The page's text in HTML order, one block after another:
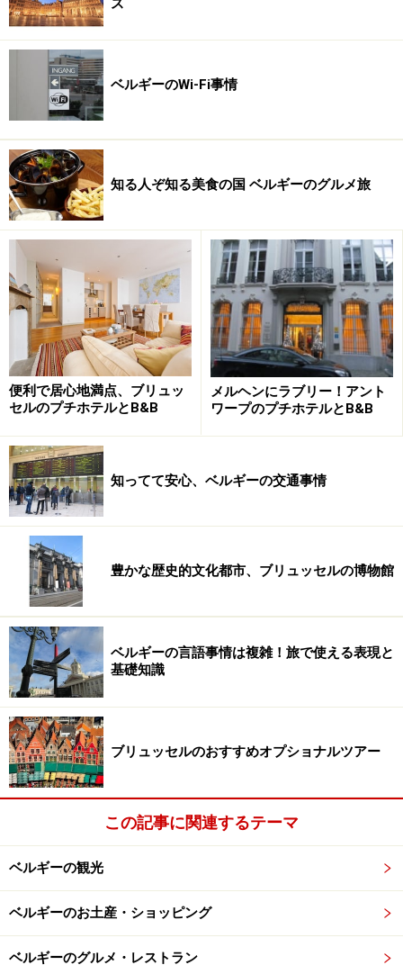
「ゲント・フロラリア」の起源は19世紀初頭まで遡れま
す。英国の花の展示会に刺激を受けたゲントの園芸仲間
約40人が、1809年にゲントでも開催したのが始まり。当
時は48平方メートルの会場に49株を集めただけのこじん
まりとしたものでした。主催の園芸家グループは、1815
年に正式に王立の名称を戴き「王立園芸協会」（RSAB）
という名に昇格。途中戦争による中断を挟みながらも、
「ゲント・フロラリア」は規模を拡大しながら、その豊
かな歴史を刻んできました。
ブリュッセル名物アトミウムも艶やかに変身
第34回目を迎えた2010年は200周年の節目に最も近い
年。ベルギー共和国の独立が1830年であることを考える
と、その歴史は国家そのものよりも長いことに。会場に
集められた植物はざっと50万株以上。単純計算でも開催
当初にくらべ1万倍以上の量に相当します。
国を代表する大イベントに成長した「ゲント・フロラリ
ア」は、毎年ベルギー王室からお客様を迎えるのが慣例
50歳のお誕生日を迎えられたフェリップ皇太子がマチル
ド皇太子妃と4人の子どもたちを連れてご来場。メディ
アでも大きく報道されました。
※記事内容は執筆時点のものです。最新の内容をご確認くださ
ベルギーのWi-Fi事情
知る人ぞ知る美食の国 ベルギーのグルメ旅
便利で居心地満点、ブリュッ
セルのプチホテルとB&B
メルヘンにラブリー！アント
ワープのプチホテルとB&B
知ってて安心、ベルギーの交通事情
豊かな歴史的文化都市、ブリュッセルの博物館
ベルギーの言語事情は複雑！旅で使える表現と
基礎知識
ブリュッセルのおすすめオプショナルツアー
この記事に関連するテーマ
ベルギーの観光
ベルギーのお土産・ショッピング
ベルギーのグルメ・レストラン